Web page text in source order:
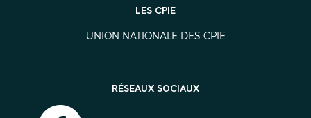
LES CPIE
UNION NATIONALE DES CPIE
RÉSEAUX SOCIAUX